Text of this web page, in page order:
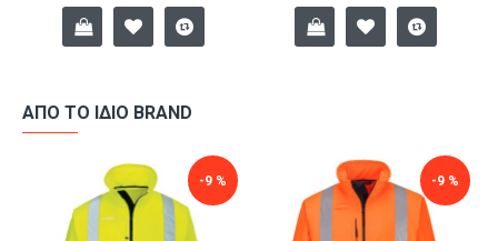
ΑΠΌ ΤΟ ΊΔΙΟ BRAND
-9 % -9 %